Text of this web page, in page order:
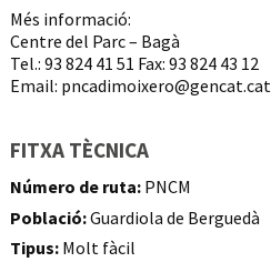
Més informació:
Centre del Parc – Bagà
Tel.: 93 824 41 51 Fax: 93 824 43 12
Email: pncadimoixero@gencat.cat
FITXA TÈCNICA
Número de ruta: PNCM
Població:Guardiola de Berguedà
Tipus: Molt fàcil